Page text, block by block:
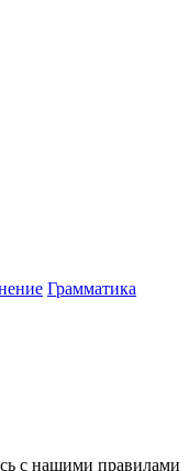
Грамматика
с нашими правилами